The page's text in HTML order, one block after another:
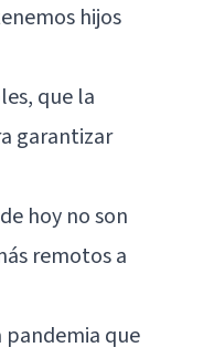
hijos
que la
garantizar
hoy no son
remotos a
pandemia que